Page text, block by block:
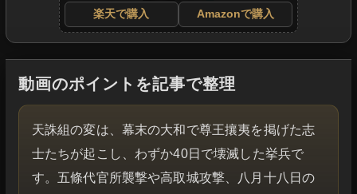
楽天で購入 Amazonで購入
動画のポイントを記事で整理
天誅組の変は、幕末の大和で尊王攘夷を掲げた志
士たちが起こし、わずか40日で壊滅した挙兵で
す。五條代官所襲撃や高取城攻撃、八月十八日の